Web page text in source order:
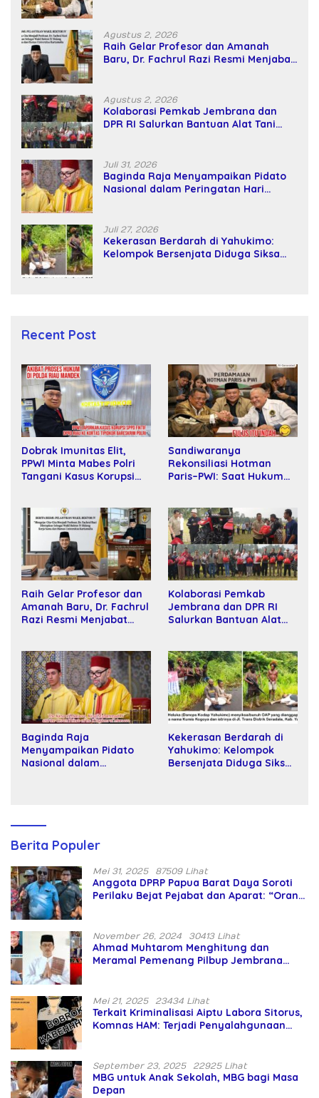
Agustus 2, 2026
Raih Gelar Profesor dan Amanah
Baru, Dr. Fachrul Razi Resmi Menjabat
Agustus 2, 2026
Kolaborasi Pemkab Jembrana dan
DPR RI Salurkan Bantuan Alat Tani
Juli 31, 2026
Baginda Raja Menyampaikan Pidato
Nasional dalam Peringatan Hari
Juli 27, 2026
Kekerasan Berdarah di Yahukimo:
Kelompok Bersenjata Diduga Siksa
Recent Post
Dobrak Imunitas Elit,
PPWI Minta Mabes Polri
Tangani Kasus Korupsi
Sandiwaranya
Rekonsiliasi Hotman
Paris–PWI: Saat Hukum
Raih Gelar Profesor dan
Amanah Baru, Dr. Fachrul
Razi Resmi Menjabat
Kolaborasi Pemkab
Jembrana dan DPR RI
Salurkan Bantuan Alat
Baginda Raja
Menyampaikan Pidato
Nasional dalam
Kekerasan Berdarah di
Yahukimo: Kelompok
Bersenjata Diduga Siksa
Berita Populer
Mei 31, 2025 87509 Lihat
Anggota DPRP Papua Barat Daya Soroti
Perilaku Bejat Pejabat dan Aparat: “Orang
November 26, 2024 30413 Lihat
Ahmad Muhtarom Menghitung dan
Meramal Pemenang Pilbup Jembrana
Mei 21, 2025 23434 Lihat
Terkait Kriminalisasi Aiptu Labora Sitorus,
Komnas HAM: Terjadi Penyalahgunaan
September 23, 2025 22925 Lihat
MBG untuk Anak Sekolah, MBG bagi Masa
Depan